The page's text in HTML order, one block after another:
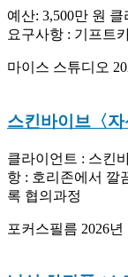
예산: 3,500만 원
요구사항 : 기프트
마이스 스튜디오
스킨바이브〈
클라이언트 : 스킨
항 : 호리존에서 깔
록 협의과정
포커스필름 2026년